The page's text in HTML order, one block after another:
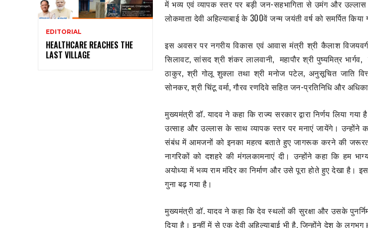
EDITORIAL
HEALTHCARE REACHES THE
LAST VILLAGE
में भव्य एवं व्यापक स्तर पर बड़ी जन-सहभागिता से उमंग और उल्लास
लोकमाता देवी अहिल्याबाई के 300वें जन्म जयंती वर्ष को समर्पित किया
इस अवसर पर नगरीय विकास एवं आवास मंत्री श्री कैलाश
सिलावट, सांसद श्री शंकर लालवानी, महापौर श्री पुष्यमित्र
ठाकुर, श्री गोलू शुक्ला तथा श्री मनोज पटेल, अनुसूचित जाति
सोनकर, श्री चिंटू वर्मा, गौरव रणदिवे सहित जन-प्रतिनिधि और
मुख्यमंत्री डॉ. यादव ने कहा कि राज्य सरकार द्वारा निर्णय लिया
उत्साह और उल्लास के साथ व्यापक स्तर पर मनाएं जायेंगे। उन्होंने
संबंध में आमजनों को इनका महत्व बताते हुए जागरूक करने की
नागरिकों को दशहरे की मंगलकामनाएं दी। उन्होंने कहा कि हम
अयोध्या में भव्य राम मंदिर का निर्माण और उसे पूरा होते हुए देखा है।
गुना बढ़ गया है।
मुख्यमंत्री डॉ. यादव ने कहा कि देव स्थलों की सुरक्षा और उसके
दिया है। इन्हीं में से एक देवी अहिल्याबाई भी है, जिन्होंने देश के लगभग